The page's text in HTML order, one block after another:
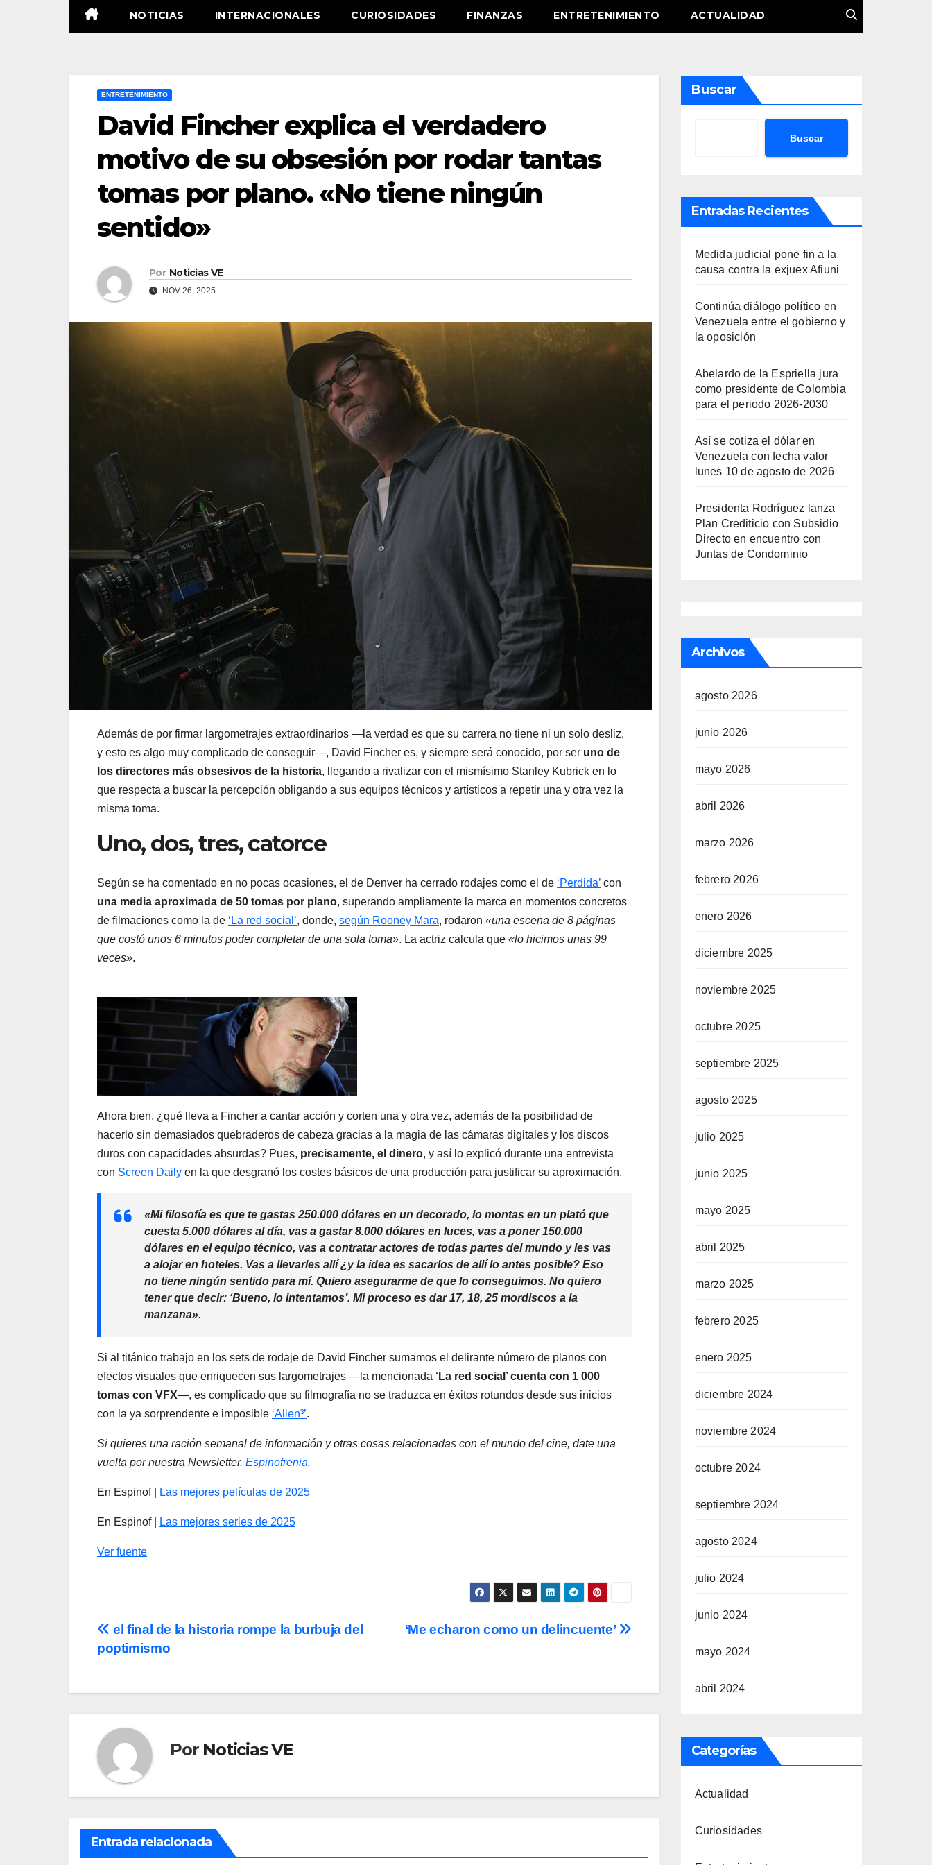
NOTICIAS INTERNACIONALES CURIOSIDADES FINANZAS ENTRETENIMIENTO ACTUALIDAD
ENTRETENIMIENTO
David Fincher explica el verdadero
motivo de su obsesión por rodar tantas
tomas por plano. «No tiene ningún
sentido»
Por Noticias VE
NOV 26, 2025
Además de por firmar largometrajes extraordinarios —la verdad es que su carrera no tiene ni un solo desliz,
y esto es algo muy complicado de conseguir—, David Fincher es, y siempre será conocido, por ser uno de
los directores más obsesivos de la historia, llegando a rivalizar con el mismísimo Stanley Kubrick en lo
que respecta a buscar la percepción obligando a sus equipos técnicos y artísticos a repetir una y otra vez la
misma toma.
Uno, dos, tres, catorce
Según se ha comentado en no pocas ocasiones, el de Denver ha cerrado rodajes como el de ‘Perdida’ con
una media aproximada de 50 tomas por plano, superando ampliamente la marca en momentos concretos
de filmaciones como la de ‘La red social’, donde, según Rooney Mara, rodaron «una escena de 8 páginas
que costó unos 6 minutos poder completar de una sola toma». La actriz calcula que «lo hicimos unas 99
veces».
Ahora bien, ¿qué lleva a Fincher a cantar acción y corten una y otra vez, además de la posibilidad de
hacerlo sin demasiados quebraderos de cabeza gracias a la magia de las cámaras digitales y los discos
duros con capacidades absurdas? Pues, precisamente, el dinero, y así lo explicó durante una entrevista
con Screen Daily en la que desgranó los costes básicos de una producción para justificar su aproximación.
«Mi filosofía es que te gastas 250.000 dólares en un decorado, lo montas en un plató que
cuesta 5.000 dólares al día, vas a gastar 8.000 dólares en luces, vas a poner 150.000
dólares en el equipo técnico, vas a contratar actores de todas partes del mundo y les vas
a alojar en hoteles. Vas a llevarles allí ¿y la idea es sacarlos de allí lo antes posible? Eso
no tiene ningún sentido para mí. Quiero asegurarme de que lo conseguimos. No quiero
tener que decir: ‘Bueno, lo intentamos’. Mi proceso es dar 17, 18, 25 mordiscos a la
manzana».
Si al titánico trabajo en los sets de rodaje de David Fincher sumamos el delirante número de planos con
efectos visuales que enriquecen sus largometrajes —la mencionada ‘La red social’ cuenta con 1 000
tomas con VFX—, es complicado que su filmografía no se traduzca en éxitos rotundos desde sus inicios
con la ya sorprendente e imposible ‘Alien³’.
Si quieres una ración semanal de información y otras cosas relacionadas con el mundo del cine, date una
vuelta por nuestra Newsletter, Espinofrenia.
En Espinof | Las mejores películas de 2025
En Espinof | Las mejores series de 2025
Ver fuente
Navegación
de
entradas
‘Me echaron como un delincuente’
el final de la historia rompe la burbuja del
poptimismo
Por Noticias VE
Entrada relacionada
Buscar
Buscar
Entradas Recientes
Medida judicial pone fin a la
causa contra la exjuex Afiuni
Continúa diálogo político en
Venezuela entre el gobierno y
la oposición
Abelardo de la Espriella jura
como presidente de Colombia
para el periodo 2026-2030
Así se cotiza el dólar en
Venezuela con fecha valor
lunes 10 de agosto de 2026
Presidenta Rodríguez lanza
Plan Crediticio con Subsidio
Directo en encuentro con
Juntas de Condominio
Archivos
agosto 2026
junio 2026
mayo 2026
abril 2026
marzo 2026
febrero 2026
enero 2026
diciembre 2025
noviembre 2025
octubre 2025
septiembre 2025
agosto 2025
julio 2025
junio 2025
mayo 2025
abril 2025
marzo 2025
febrero 2025
enero 2025
diciembre 2024
noviembre 2024
octubre 2024
septiembre 2024
agosto 2024
julio 2024
junio 2024
mayo 2024
abril 2024
Categorías
Actualidad
Curiosidades